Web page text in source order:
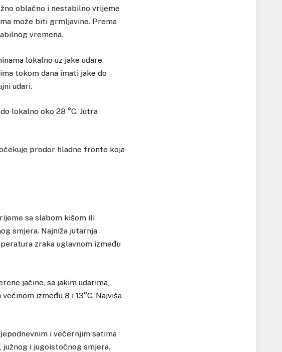
oblačno i nestabilno vrijeme
može biti grmljavine. Prema
vremena.
lokalno uz jake udare.
tokom dana imati jake do
udari.
lokalno oko 28 °C. Jutra
prodor hladne fronte koja
sa slabom kišom ili
smjera. Najniža jutarnja
zraka uglavnom između
jačine, sa jakim udarima,
između 8 i 13°C. Najviša
i večernjim satima
južnog i jugoistočnog smjera.